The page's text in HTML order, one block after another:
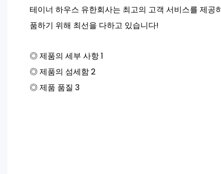
테이너 하우스 유한회사는 최고의 고객 서비스를 제공
품하기 위해 최선을 다하고 있습니다!
◎ 제품의 세부 사항 1
◎ 제품의 섬세함 2
◎ 제품 품질 3